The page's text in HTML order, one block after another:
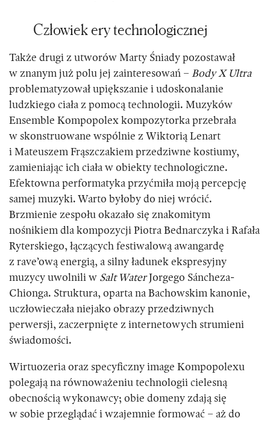
Człowiek ery technologicznej
Także drugi z utworów Marty Śniady pozostawał
w znanym już polu jej zainteresowań – Body X Ultra
problematyzował upiększanie i udoskonalanie
ludzkiego ciała z pomocą technologii. Muzyków
Ensemble Kompopolex kompozytorka przebrała
w skonstruowane wspólnie z Wiktorią Lenart
i Mateuszem Frąszczakiem przedziwne kostiumy,
zamieniając ich ciała w obiekty technologiczne.
Efektowna performatyka przyćmiła moją percepcję
samej muzyki. Warto byłoby do niej wrócić.
Brzmienie zespołu okazało się znakomitym
nośnikiem dla kompozycji Piotra Bednarczyka i Rafała
Ryterskiego, łączących festiwalową awangardę
z rave’ową energią, a silny ładunek ekspresyjny
muzycy uwolnili w Salt WaterJorgego Sáncheza-
Chionga. Struktura, oparta na Bachowskim kanonie,
uczłowieczała niejako obrazy przedziwnych
perwersji, zaczerpnięte z internetowych strumieni
świadomości.
Wirtuozeria oraz specyficzny image Kompopolexu
polegają na równoważeniu technologii cielesną
obecnością wykonawcy; obie domeny zdają się
w sobie przeglądać i wzajemnie formować – aż do